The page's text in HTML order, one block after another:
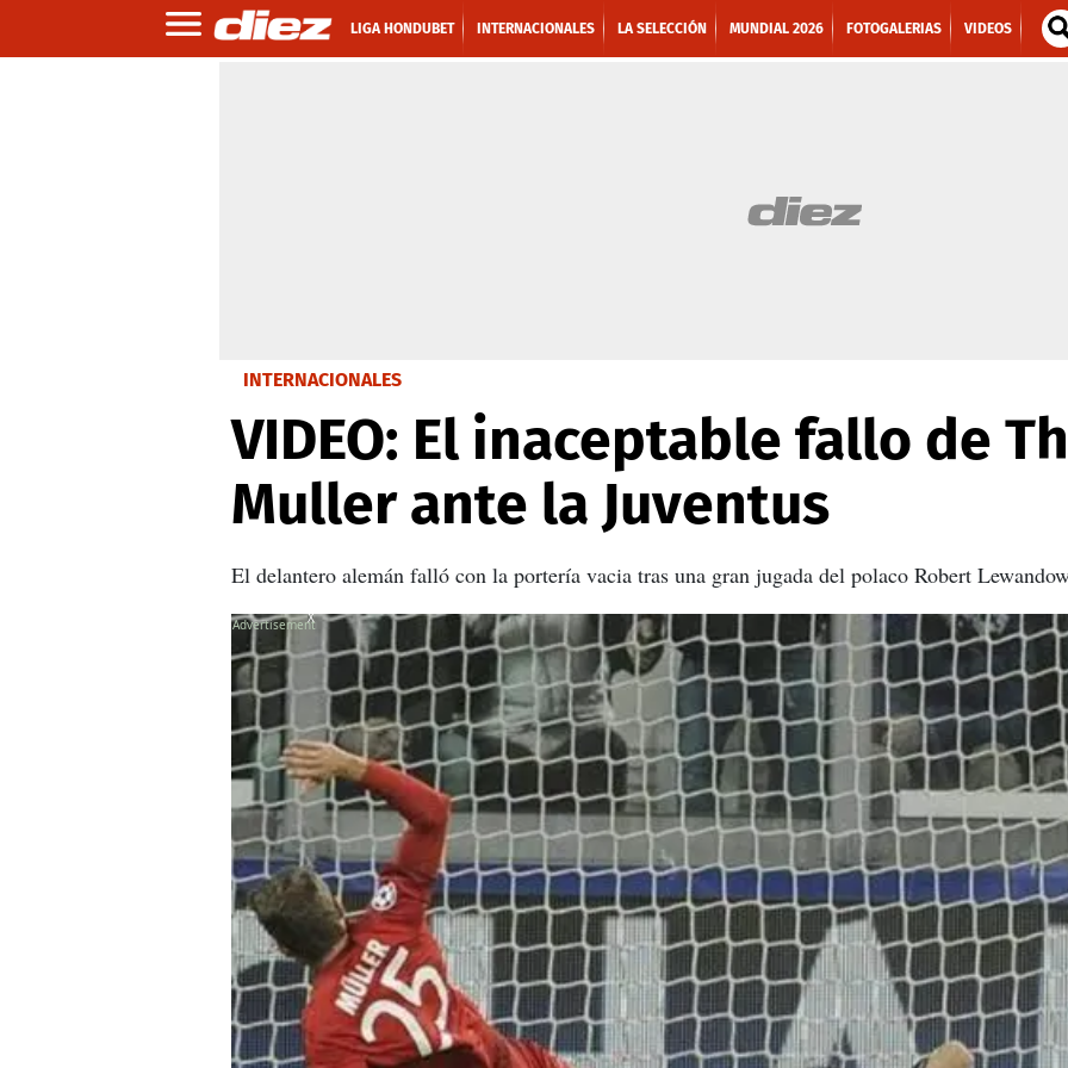
LIGA HONDUBET INTERNACIONALES LA SELECCIÓN MUNDIAL 2026 FOTOGALERIAS VIDEOS
INTERNACIONALES
VIDEO: El inaceptable fallo de
Muller ante la Juventus
El delantero alemán falló con la portería vacia tras una gran jugada del polaco Robert
X